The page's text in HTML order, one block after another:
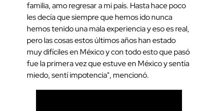
familia, amo regresar a mi país. Hasta hace poco
les decía que siempre que hemos ido nunca
hemos tenido una mala experiencia y eso es real,
pero las cosas estos últimos años han estado
muy difíciles en México y con todo esto que pasó
fue la primera vez que estuve en México y sentía
miedo, sentí impotencia", mencionó.